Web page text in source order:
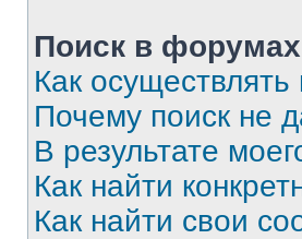
Поиск в форумах
Как
Почему поиск не
В результате
Как найти
Как найти свои